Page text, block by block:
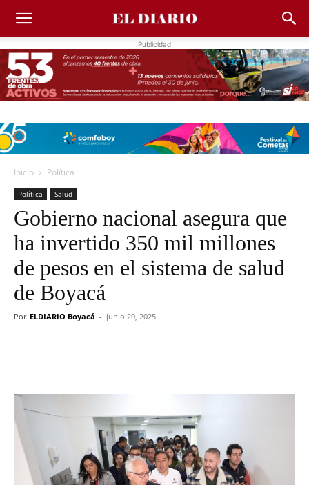
Publicidad
Inicio Política
Política Salud
Gobierno nacional asegura que
ha invertido 350 mil millones
de pesos en el sistema de salud
de Boyacá
Por ELDIARIO Boyacá - junio 20, 2025